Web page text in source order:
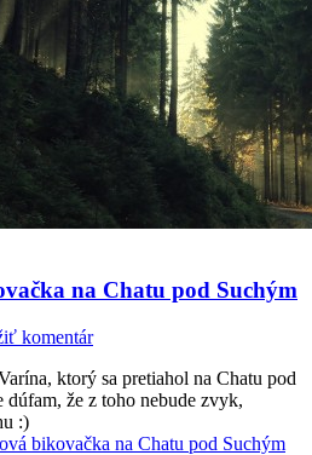
na Chatu pod Suchým
komentár
ktorý sa pretiahol na Chatu pod
že z toho nebude zvyk,
:)
bikovačka na Chatu pod Suchým